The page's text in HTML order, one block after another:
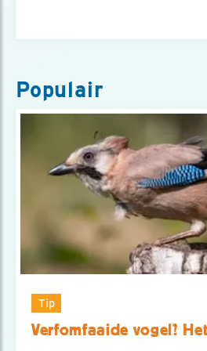
Populair
Tip
Verfomfaaide vogel?